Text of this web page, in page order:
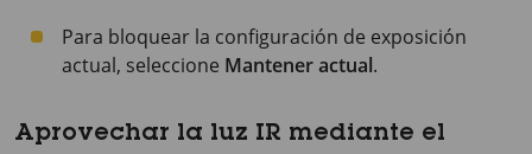
Para bloquear la configuración de exposición
actual, seleccione Mantener actual.
Aprovechar la luz IR mediante el